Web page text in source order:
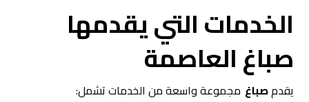
الخدمات التي يقدمها
صباغ العاصمة
يقدمصباغ مجموعة واسعة من الخدمات تشمل: